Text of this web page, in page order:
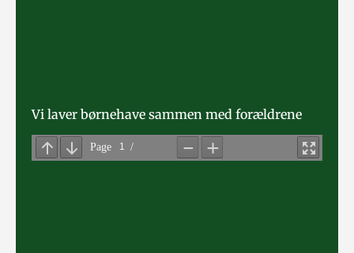
Vi laver børnehave sammen med forældrene